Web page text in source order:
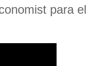
para el